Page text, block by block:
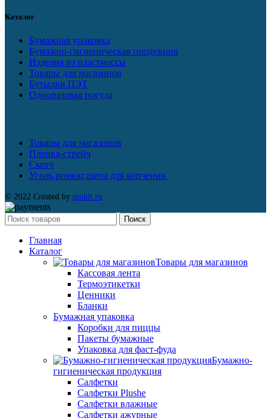
Каталог
Бумажная упаковка
Бумажно-гигиеническая продукция
Изделия из пластмассы
Товары для магазинов
Бутылки ПЭТ
Одноразовая посуда
Товары для магазинов
Пленка-стрейч
Скотч
Уголь,розжиг,щепа для копчения.
© 2022 Created by mobit.ru
Поиск
Главная
Каталог
Товары для магазинов
Кассовая лента
Термоэтикетки
Ценники
Бланки
Бумажная упаковка
Коробки для пиццы
Пакеты бумажные
Упаковка для фаст-фуда
Бумажно-
гигиеническая продукция
Салфетки
Салфетки Plushe
Салфетки влажные
Салфетки ажурные